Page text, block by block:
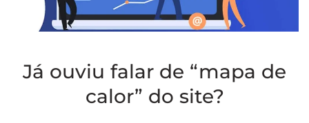
Já ouviu falar de “mapa de
calor” do site?